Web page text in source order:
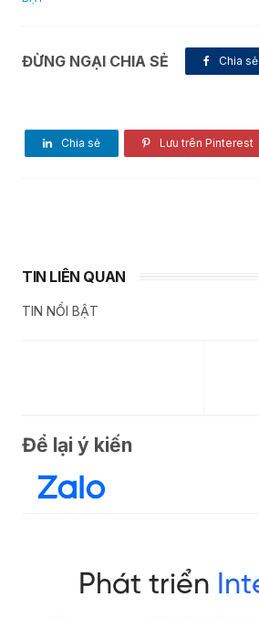
ĐỪNG NGẠI CHIA SẺ Chia sẻ
Chia sẻ Lưu trên Pinterest
TIN LIÊN QUAN
TIN NỔI BẬT
Để lại ý kiến